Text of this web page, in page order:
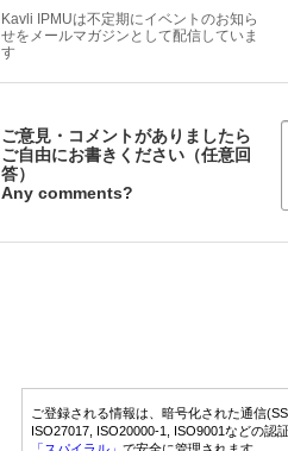
Kavli IPMUは不定期にイベントのお知ら
せをメールマガジンとして配信していま
す
ご意見・コメントがありましたら
ご自由にお書きください（任意回
答）
Any comments?
ご登録される情報は、暗号化された通信
ISO27017, ISO20000-1, ISO9001などの認